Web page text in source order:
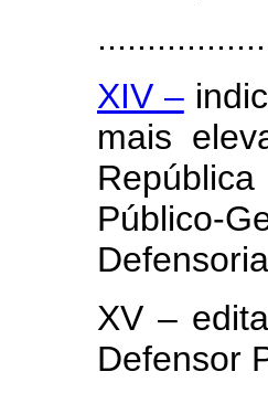
XIV –
mais
Público-
XV –
Defensor